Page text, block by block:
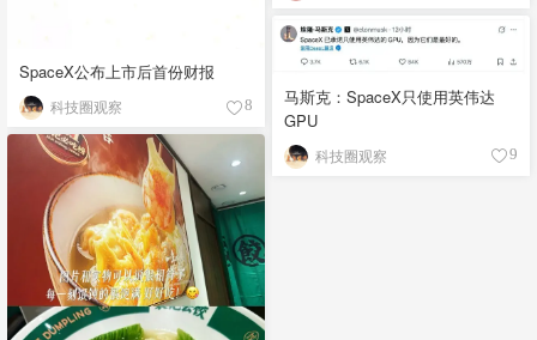
SpaceX公布上市后首份财报
科技圈观察 8
马斯克：SpaceX只使用英伟达
GPU
科技圈观察 9